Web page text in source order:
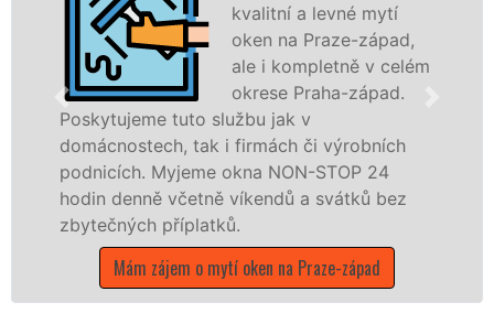
a levné mytí
na Praze-západ,
i kompletně v celém
Praha-západ.
jak v
či výrobních
NON-STOP 24
a svátků bez
na Praze-západ
dřevěná okna a dveře.
kompletní a kvalitní
okrese Praha-západ
UKLÍZENÍ, a to i o
státních svátků.